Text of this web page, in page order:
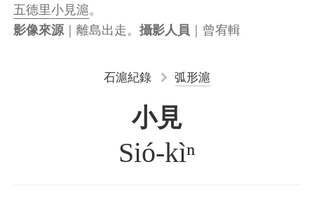
五德里小見滬。
影像來源 ｜離島出走。攝影人員 ｜曾宥輯
石滬紀錄 弧形滬
小見
Sió-kìⁿ